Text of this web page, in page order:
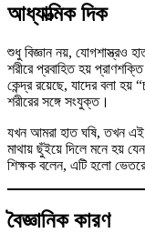
আধ্যাত্মিক দিক
শুধু বিজ্ঞান নয়, যোগশাস্ত্রও
শরীরে প্রবাহিত হয়
কেন্দ্র রয়েছে, যাদের বলা হয়
শরীরের সঙ্গে সংযুক্ত।
যখন আমরা হাত ঘষি, তখন
মাথায় ছুঁইয়ে দিলে মনে হয়
শিক্ষক বলেন, এটি হলো
বৈজ্ঞানিক কারণ